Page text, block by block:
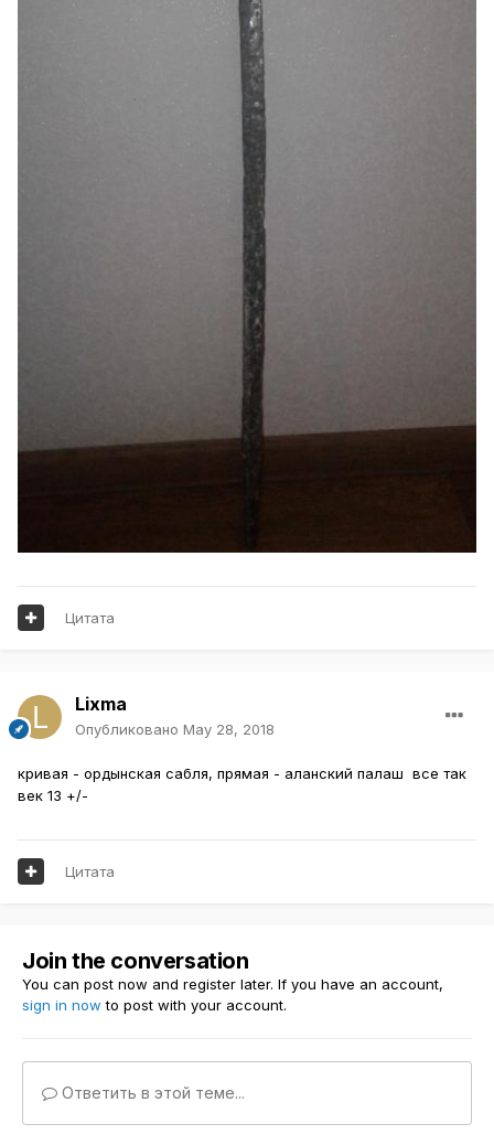
Цитата
Lixma
Опубликовано May 28, 2018
кривая - ордынская сабля, прямая - аланский палаш все так
век 13 +/-
Цитата
Join the conversation
You can post now and register later. If you have an account,
sign in now to post with your account.
Ответить в этой теме...